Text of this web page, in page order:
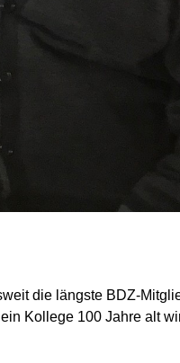
die längste BDZ-
Kollege 100 Jahre alt